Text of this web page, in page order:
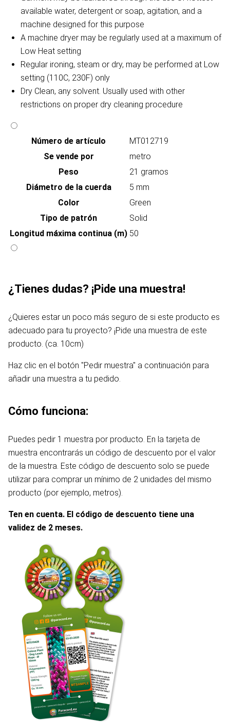
available water, detergent or soap, agitation, and a
machine designed for this purpose
A machine dryer may be regularly used at a maximum of
Low Heat setting
Regular ironing, steam or dry, may be performed at Low
setting (110C, 230F) only
Dry Clean, any solvent. Usually used with other
restrictions on proper dry cleaning procedure
Número de artículo
MT012719
Se vende por
metro
Peso
21 gramos
Diámetro de la cuerda
5 mm
Color
Green
Tipo de patrón
Solid
Longitud máxima continua (m) 50
¿Tienes dudas? ¡Pide una muestra!
¿Quieres estar un poco más seguro de si este producto es
adecuado para tu proyecto? ¡Pide una muestra de este
producto. (ca. 10cm)
Haz clic en el botón "Pedir muestra" a continuación para
añadir una muestra a tu pedido.
Cómo funciona:
Puedes pedir 1 muestra por producto. En la tarjeta de
muestra encontrarás un código de descuento por el valor
de la muestra. Este código de descuento solo se puede
utilizar para comprar un mínimo de 2 unidades del mismo
producto (por ejemplo, metros).
Ten en cuenta. El código de descuento tiene una
validez de 2 meses.